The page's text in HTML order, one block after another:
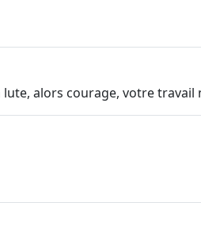
alors courage, votre travail